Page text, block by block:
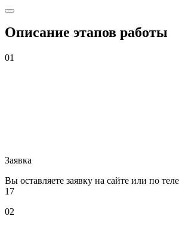
Описание этапов работы
01
Заявка
Вы оставляете заявку на сайте или по
17
02